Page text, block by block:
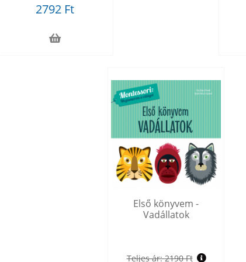
2792 Ft
Első könyvem -
Vadállatok
Teljes ár:2190 Ft